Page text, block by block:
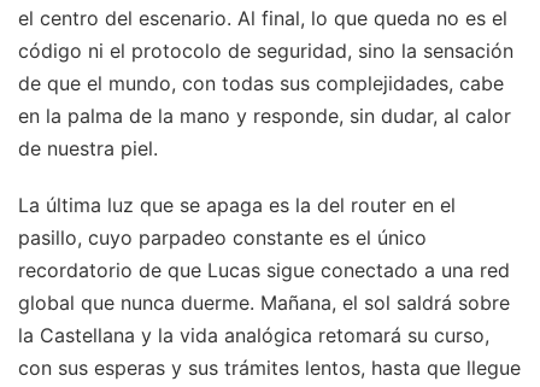
el centro del escenario. Al final, lo que queda no es el
código ni el protocolo de seguridad, sino la sensación
de que el mundo, con todas sus complejidades, cabe
en la palma de la mano y responde, sin dudar, al calor
de nuestra piel.
La última luz que se apaga es la del router en el
pasillo, cuyo parpadeo constante es el único
recordatorio de que Lucas sigue conectado a una red
global que nunca duerme. Mañana, el sol saldrá sobre
la Castellana y la vida analógica retomará su curso,
con sus esperas y sus trámites lentos, hasta que llegue